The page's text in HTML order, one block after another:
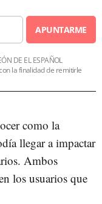
APUNTARME
DE EL ESPAÑOL
la finalidad de remitirle
como la
llegar a impactar
Ambos
los usuarios que